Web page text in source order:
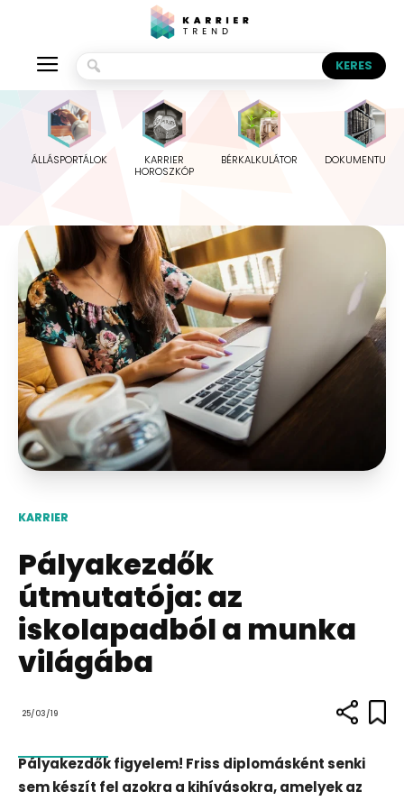
ÁLLÁSPORTÁLOK
KARRIER
HOROSZKÓP
BÉRKALKULÁTOR
KARRIER
Pályakezdők
útmutatója: az
iskolapadból a munka
világába
25/03/19
Pályakezdők figyelem! Friss diplomásként senki
sem készít fel azokra a kihívásokra, amelyek az